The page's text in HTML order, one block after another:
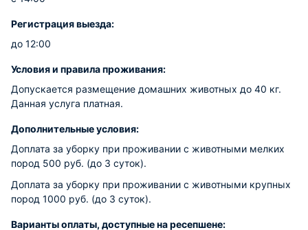
Регистрация выезда:
до 12:00
Условия и правила проживания:
Допускается размещение домашних животных до 40 кг.
Данная услуга платная.
Дополнительные условия:
Доплата за уборку при проживании с животными мелких
пород 500 руб. (до 3 суток).
Доплата за уборку при проживании с животными крупных
пород 1000 руб. (до 3 суток).
Варианты оплаты, доступные на ресепшене: